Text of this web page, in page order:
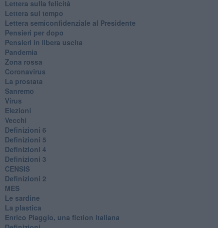
​Lettera sulla felicità
​Lettera sul tempo
Lettera semiconfidenziale al Presidente
Pensieri per dopo
​Pensieri in libera uscita
Pandemia
Zona rossa
Coronavirus
La prostata
Sanremo
Virus
Elezioni
Vecchi
Definizioni 6
Definizioni 5
Definizioni 4
Definizioni 3
CENSIS
​Definizioni 2
MES
Le sardine
La plastica
​Enrico Piaggio, una fiction italiana